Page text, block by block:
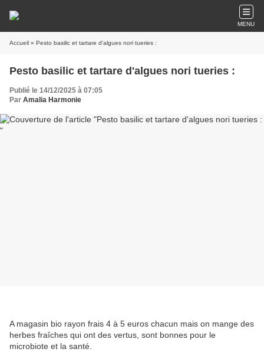
MENU
Accueil » Pesto basilic et tartare d'algues nori tueries :
Pesto basilic et tartare d'algues nori tueries :
Publié le 14/12/2025 à 07:05
Par Amalia Harmonie
A magasin bio rayon frais 4 à 5 euros chacun mais on mange des
herbes fraîches qui ont des vertus, sont bonnes pour le
microbiote et la santé.